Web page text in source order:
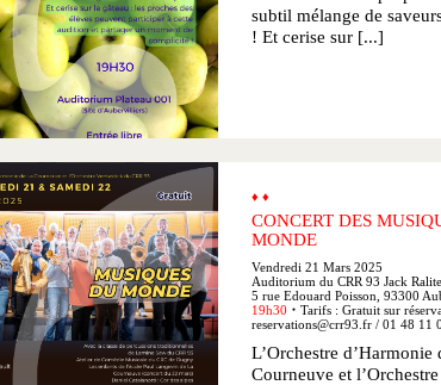
subtil mélange de
! Et cerise sur [...]
♦ ♦
CONCERT DES
MONDE
Vendredi 21 Mars 2025
Auditorium du CRR 93 Jack Ralite
5 rue Edouard Poisson, 93300
19h30
●
Tarifs : Gratuit sur
reservations@crr93.fr / 01 48 11
L’Orchestre d’Harmonie
Courneuve et